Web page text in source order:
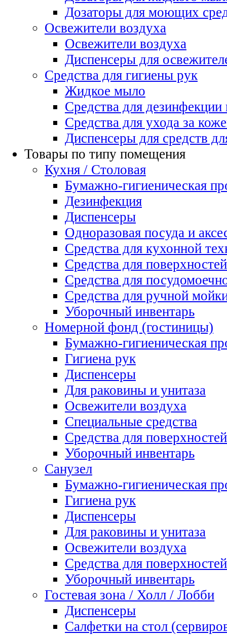
Дозаторы для моющих
Освежители воздуха
Освежители воздуха
Диспенсеры для
Средства для гигиены рук
Жидкое мыло
Средства для
Средства для ухода за
Диспенсеры для средств
Товары по типу помещения
Кухня / Столовая
Бумажно-гигиеническая
Дезинфекция
Диспенсеры
Одноразовая посуда и
Средства для кухонной
Средства для поверхностей
Средства для
Средства для ручной
Уборочный инвентарь
Номерной фонд (гостиницы)
Бумажно-гигиеническая
Гигиена рук
Диспенсеры
Для раковины и унитаза
Освежители воздуха
Специальные средства
Средства для поверхностей
Уборочный инвентарь
Санузел
Бумажно-гигиеническая
Гигиена рук
Диспенсеры
Для раковины и унитаза
Освежители воздуха
Средства для поверхностей
Уборочный инвентарь
Гостевая зона / Холл / Лобби
Диспенсеры
Салфетки на стол